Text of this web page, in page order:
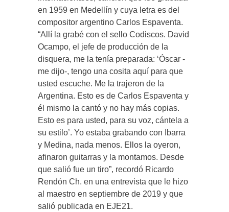
en 1959 en Medellín y cuya letra es del
compositor argentino Carlos Espaventa.
“Allí la grabé con el sello Codiscos. David
Ocampo, el jefe de producción de la
disquera, me la tenía preparada: ‘Óscar -
me dijo-, tengo una cosita aquí para que
usted escuche. Me la trajeron de la
Argentina. Esto es de Carlos Espaventa y
él mismo la cantó y no hay más copias.
Esto es para usted, para su voz, cántela a
su estilo’. Yo estaba grabando con Ibarra
y Medina, nada menos. Ellos la oyeron,
afinaron guitarras y la montamos. Desde
que salió fue un tiro”, recordó Ricardo
Rendón Ch. en una entrevista que le hizo
al maestro en septiembre de 2019 y que
salió publicada en EJE21.